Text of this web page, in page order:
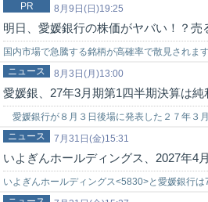
8月9日(日)19:25
PR
明日、愛媛銀行の株価がヤバい！？
国内市場で急騰する銘柄が高確率で散見されま
世界でチャンスを狙うなら信頼できる投資助言
投資戦略に困っている初心者の投資家様をサポ
8月3日(月)13:00
ニュース
愛媛銀、27年3月期第1四半期決算は純
愛媛銀行が８月３日後場に発表した２７年３
常収益１７６億２５００万円（前年同期比１５
０万…
7月31日(金)15:31
ニュース
いよぎんホールディングス、2027年4
いよぎんホールディングス<5830>と愛媛銀行